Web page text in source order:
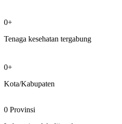
0+
Tenaga kesehatan tergabung
0+
Kota/Kabupaten
0 Provinsi